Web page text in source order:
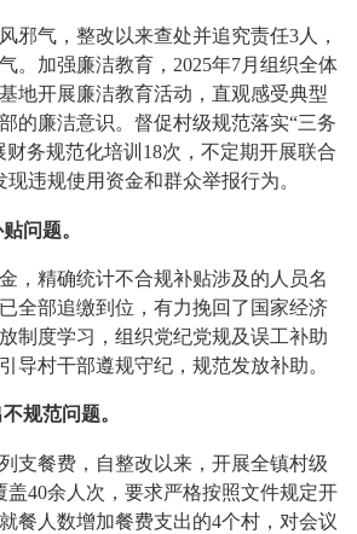
气，整改以来查处并追究责任3人，
。加强廉洁教育，2025年7月组织全体
地开展廉洁教育活动，直观感受典型
的廉洁意识。督促村级规范落实“三务
务规范化培训18次，不定期开展联合
违规使用资金和群众举报行为。
问题。
精确统计不合规补贴涉及的人员名
全部追缴到位，有力挽回了国家经济
制度学习，组织党纪党规及误工补助
导村干部遵规守纪，规范发放补助。
规范问题。
餐费，自整改以来，开展全镇村级
盖40余人次，要求严格按照文件规定开
餐人数增加餐费支出的4个村，对会议